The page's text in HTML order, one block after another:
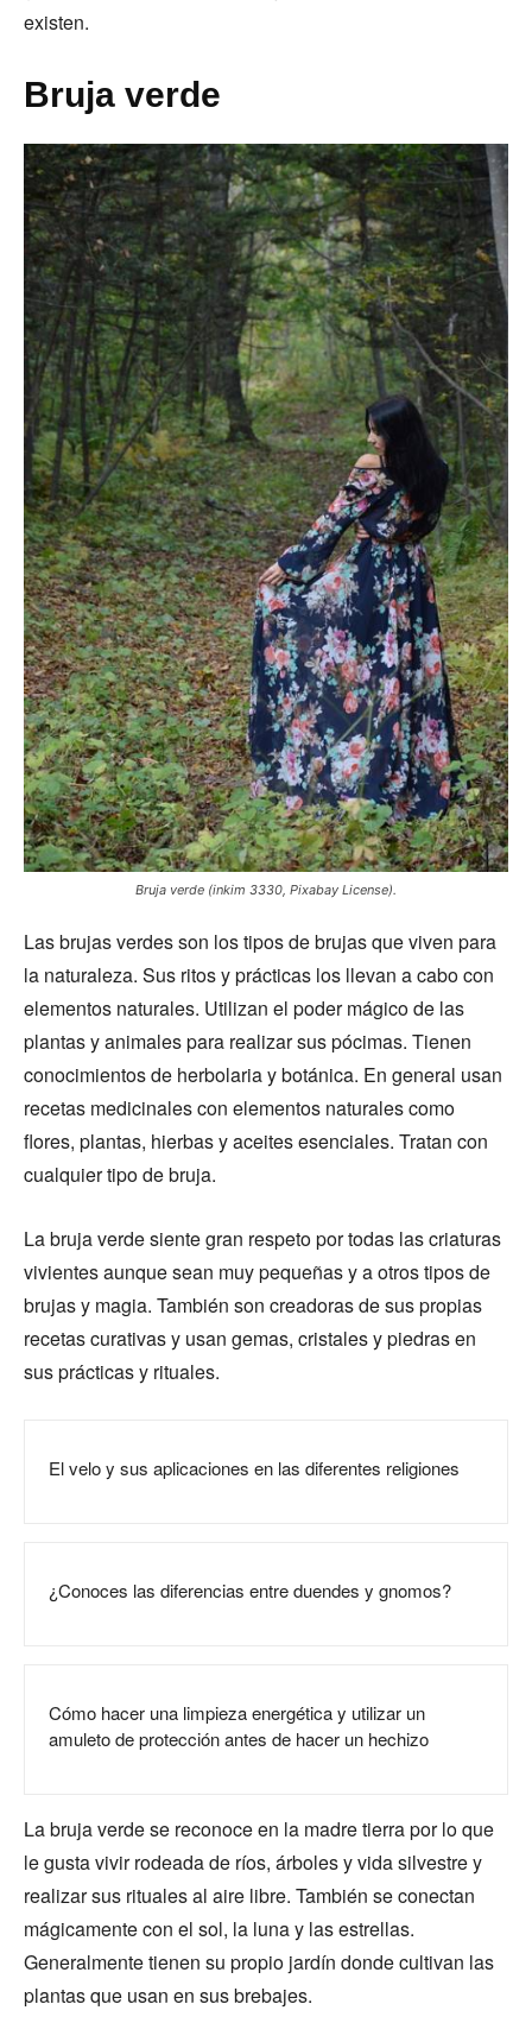
existen.
Bruja verde
Bruja verde (inkim 3330, Pixabay License).
Las brujas verdes son los tipos de brujas que viven para
la naturaleza. Sus ritos y prácticas los llevan a cabo con
elementos naturales. Utilizan el poder mágico de las
plantas y animales para realizar sus pócimas. Tienen
conocimientos de herbolaria y botánica. En general usan
recetas medicinales con elementos naturales como
flores, plantas, hierbas y aceites esenciales. Tratan con
cualquier tipo de bruja.
La bruja verde siente gran respeto por todas las criaturas
vivientes aunque sean muy pequeñas y a otros tipos de
brujas y magia. También son creadoras de sus propias
recetas curativas y usan gemas, cristales y piedras en
sus prácticas y rituales.
El velo y sus aplicaciones en las diferentes religiones
¿Conoces las diferencias entre duendes y gnomos?
Cómo hacer una limpieza energética y utilizar un
amuleto de protección antes de hacer un hechizo
La bruja verde se reconoce en la madre tierra por lo que
le gusta vivir rodeada de ríos, árboles y vida silvestre y
realizar sus rituales al aire libre. También se conectan
mágicamente con el sol, la luna y las estrellas.
Generalmente tienen su propio jardín donde cultivan las
plantas que usan en sus brebajes.